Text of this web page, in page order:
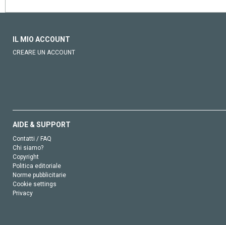
IL MIO ACCOUNT
CREARE UN ACCOUNT
AIDE & SUPPORT
Contatti / FAQ
Chi siamo?
Copyright
Politica editoriale
Norme pubblicitarie
Cookie settings
Privacy